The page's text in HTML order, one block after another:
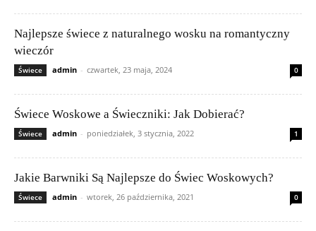
Najlepsze świece z naturalnego wosku na romantyczny
wieczór
Świece admin - czwartek, 23 maja, 2024 0
Świece Woskowe a Świeczniki: Jak Dobierać?
Świece admin - poniedziałek, 3 stycznia, 2022 1
Jakie Barwniki Są Najlepsze do Świec Woskowych?
Świece admin - wtorek, 26 października, 2021 0